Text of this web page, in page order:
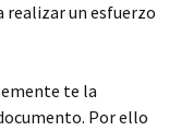
realizar un esfuerzo
te la
Por ello